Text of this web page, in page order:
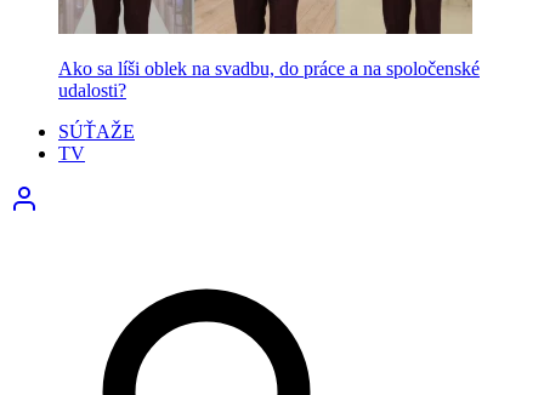
Ako sa líši oblek na svadbu, do práce a na spoločenské
udalosti?
SÚŤAŽE
TV